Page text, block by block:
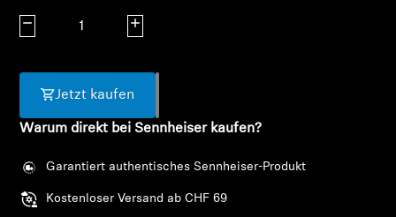
Empfohlene Kopfhörer
Menge verringern Menge erhöhen
Jetzt kaufen
Warum direkt bei Sennheiser kaufen?
Garantiert authentisches Sennheiser-Produkt
Kostenloser Versand ab CHF 69